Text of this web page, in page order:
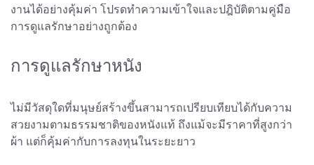
งานได้อย่างคุ้มค่า โปรดทำความเข้าใจและปฎิบัติตามคู่มือ
การดูแลรักษาอย่างถูกต้อง
การดูแลรักษาหนัง
ไม่มีวัสดุใดที่มนุษย์สร้างขึ้นสามารถเปรียบเทียบได้กับความ
สวยงามตามธรรมชาติของหนังแท้ ถึงแม้จะมีราคาที่สูงกว่า
ผ้า แต่ก็คุ้มค่ากับการลงทุนในระยะยาว